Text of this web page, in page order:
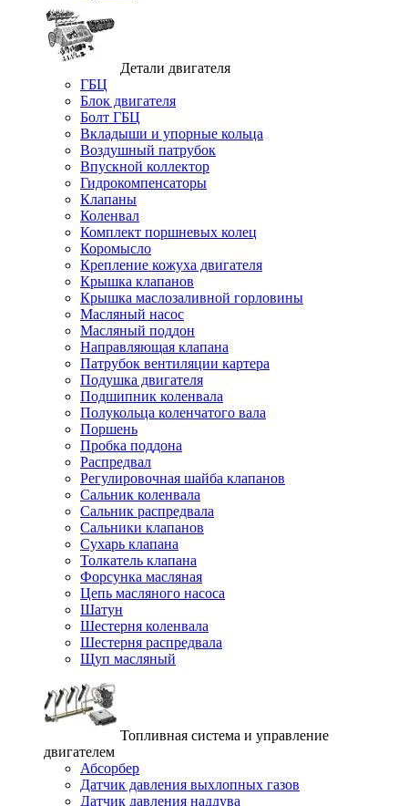
Детали двигателя
ГБЦ
Блок двигателя
Болт ГБЦ
Вкладыши и упорные кольца
Воздушный патрубок
Впускной коллектор
Гидрокомпенсаторы
Клапаны
Коленвал
Комплект поршневых колец
Коромысло
Крепление кожуха двигателя
Крышка клапанов
Крышка маслозаливной горловины
Масляный насос
Масляный поддон
Направляющая клапана
Патрубок вентиляции картера
Подушка двигателя
Подшипник коленвала
Полукольца коленчатого вала
Поршень
Пробка поддона
Распредвал
Регулировочная шайба клапанов
Сальник коленвала
Сальник распредвала
Сальники клапанов
Сухарь клапана
Толкатель клапана
Форсунка масляная
Цепь масляного насоса
Шатун
Шестерня коленвала
Шестерня распредвала
Щуп масляный
Топливная система и управление
двигателем
Абсорбер
Датчик давления выхлопных газов
Датчик давления наддува